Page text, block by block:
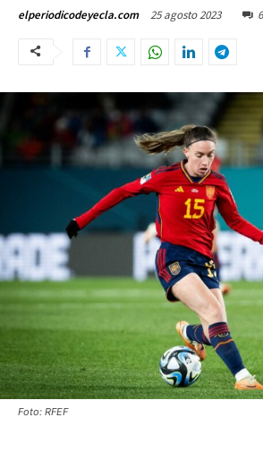
elperiodicodeyecla.com 25 agosto 2023 6
Foto: RFEF